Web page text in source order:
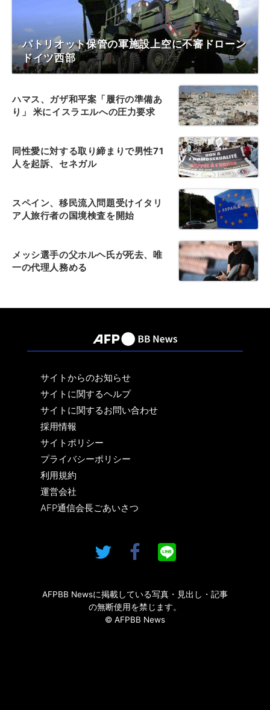
パトリオット保管の軍施設上空に不審ドローン
ドイツ西部
ハマス、ガザ和平案「履行の準備あ
り」 米にイスラエルへの圧力要求
同性愛に対する取り締まりで男性71
人を起訴、セネガル
スペイン、移民流入問題受けイタリ
ア人旅行者の国境検査を開始
メッシ選手の父ホルヘ氏が死去、唯
一の代理人務める
サイトからのお知らせ
サイトに関するヘルプ
サイトに関するお問い合わせ
採用情報
サイトポリシー
プライバシーポリシー
利用規約
運営会社
AFP通信会長ごあいさつ
AFPBB Newsに掲載している写真・見出し・記事
の無断使用を禁じます。
© AFPBB News